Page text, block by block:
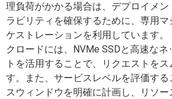
理負荷がかかる場合は、デプロイメ
ラビリティを確保するために、専用
ケストレーションを利用しています
クロードには、NVMe SSDと高速な
トを活用することで、リクエストを
す。また、サービスレベルを評価す
スウィンドウを明確に計画し、リソ